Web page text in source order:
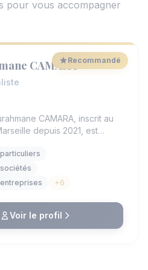
pour vous accompagner
Recommandé
CAMARA
CAMARA, inscrit au
depuis 2021, est
X Nanterre. Il propose une
couvrant la fiscalité des
professionnels et des
Son cabinet accompagne
avec une expertise
et une grande
+6
Voir le profil